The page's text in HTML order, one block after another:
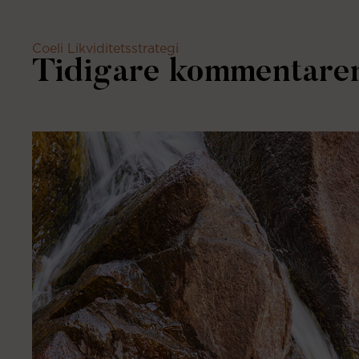
Coeli Likviditetsstrategi
Tidigare